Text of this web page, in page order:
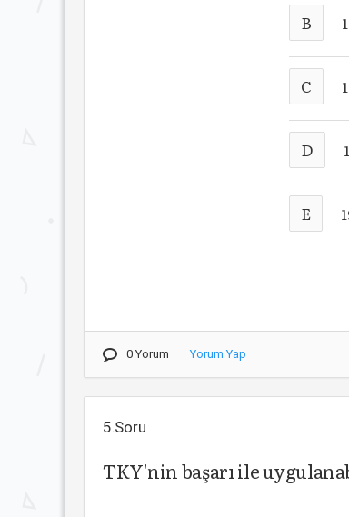
B
C
D
E
0 Yorum Yorum Yap
5.Soru
TKY'nin başarı ile